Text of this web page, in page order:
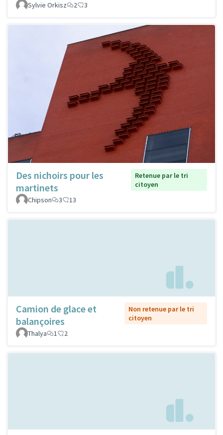
Sylvie Orkisz 2 3
Des nichoirs pour les
martinets
Retenue par le tri
citoyen
Chipson
3 13
Camion de glace et
balançoires
Non retenue par le tri
citoyen
Thalya
1 2